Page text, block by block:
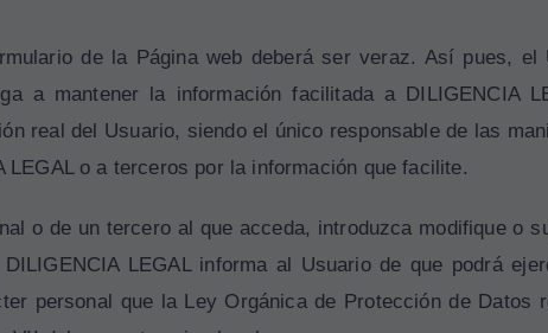
de la Página web deberá ser veraz. Así pues, el
a mantener la información facilitada a DILIGENCIA
real del Usuario, siendo el único responsable de las
o a terceros por la información que facilite.
o de un tercero al que acceda, introduzca modifique o
LEGAL informa al Usuario de que podrá
personal que la Ley Orgánica de Protección de Datos